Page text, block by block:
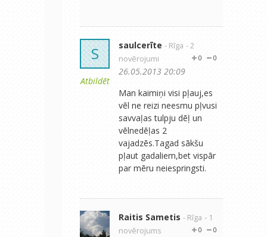
S
Atbildēt
saulcerīte - Rīga - 2
novērojumi
0
0
26.05.2013 20:09
Man kaimiņi visi pļauj,es
vēl ne reizi neesmu pļvusi
savvaļas tulpju dēļ un
vēlnedēļas 2
vajadzēs.Tagad sākšu
pļaut gadaliem,bet vispār
par mēru neiespringsti.
Raitis Sametis - Rīga - 1
novērojums
0
0